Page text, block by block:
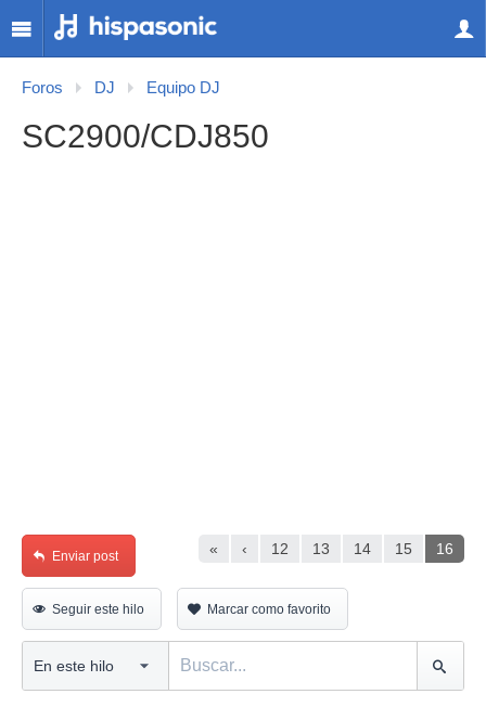
Foros DJ Equipo DJ
SC2900/CDJ850
« ‹ 12 13 14 15 16
Enviar post
Seguir este hilo Marcar como favorito